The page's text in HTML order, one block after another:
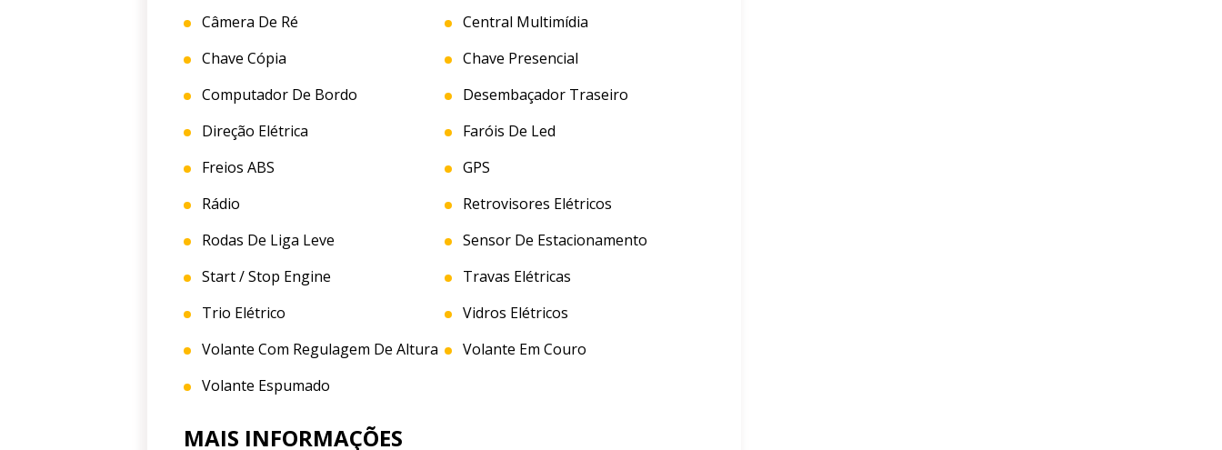
Câmera De Ré
Central Multimídia
Chave Cópia
Chave Presencial
Computador De Bordo
Desembaçador Traseiro
Direção Elétrica
Faróis De Led
Freios ABS
GPS
Rádio
Retrovisores Elétricos
Rodas De Liga Leve
Sensor De Estacionamento
Start / Stop Engine
Travas Elétricas
Trio Elétrico
Vidros Elétricos
Volante Com Regulagem De Altura
Volante Em Couro
Volante Espumado
MAIS INFORMAÇÕES